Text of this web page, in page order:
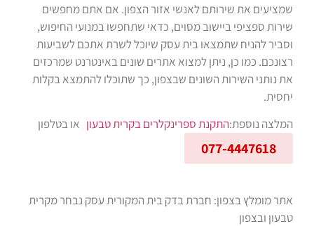
שמציעים את שירותם לאנשי אזור הצפון. אם אתם מחפשים
שירות ספציפי ביישוב מסוים, כדאי שתחפשו במנועי החיפוש,
וסביר להניח שתמצאו בית עסק שיוכל לשרת אתכם לשביעות
רצונכם. כמו כן, ניתן למצוא אתרים שונים באינטרנט שמרכזים
את נותני השירות השונים שבצפון, כך שתוכלו להתמצא בקלות
יחסית.
המלצה נוספת:התקנת ספרינקלרים בקרית טבעון או בטלפון
077-4447618
אתר מומלץ בצפון: חברת בדק בית המקורית עסק נבחר מקרית
טבעון ובצפון